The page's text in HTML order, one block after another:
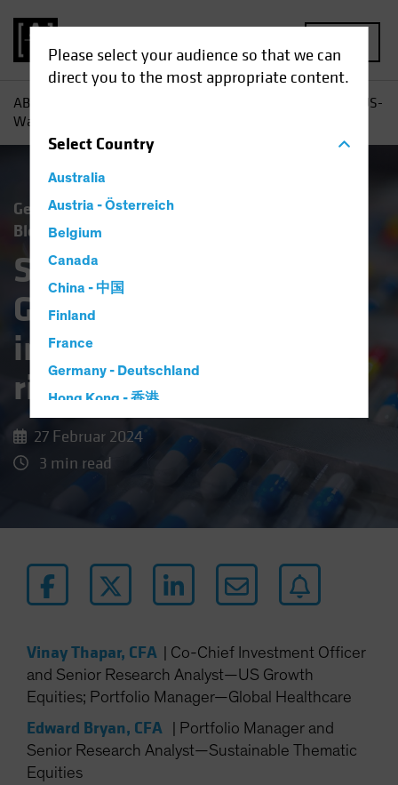
Please select your audience so that we can
direct you to the most appropriate content.
SelectCountry
Australia
Austria - Österreich
Belgium
Canada
China - 中国
Finland
France
Germany - Deutschland
Hong Kong - 香港
Luxembourg and Other EMEA
Netherlands
Norway
Other Asia-Pacific
Poland
Portugal
Singapore
AB
Sind Gesundheitsaktien im US-
Wahljahr eine riskante Anlage?
Gesetzliche Auflagen
Blog
Sind
Gesundheitsaktien
im US-Wahljahr eine
riskante Anlage?
27 Februar 2024
3 min read
Vinay Thapar, CFA
Co-Chief Investment Officer
and Senior Research Analyst—US Growth
Equities; Portfolio Manager—Global Healthcare
Edward Bryan, CFA
Portfolio Manager and
Senior Research Analyst—Sustainable Thematic
Equities